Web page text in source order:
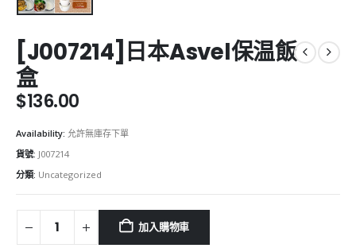
[J007214]日本Asvel保温飯
盒
$136.00
Availability: 允許無庫存下單
貨號: J007214
分類: Uncategorized
加入購物車